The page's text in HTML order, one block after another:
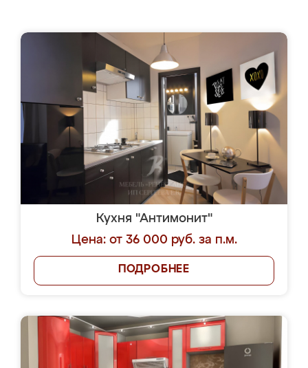
Кухня "Антимонит"
Цена: от 36 000 руб. за п.м.
ПОДРОБНЕЕ